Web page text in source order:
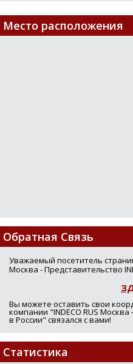
Место расположения
Обратная Связь
Уважаемый посетитель
Москва - Представительство
Вы можете оставить свои
компании "INDECO RUS Москва
в России" связался с вами!
Статистика